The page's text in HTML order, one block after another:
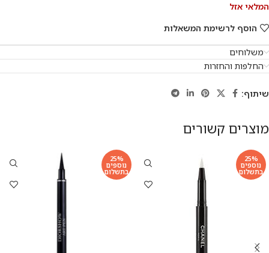
המלאי אזל
הוסף לרשימת המשאלות
משלוחים
החלפות והחזרות
שיתוף:
מוצרים קשורים
25%
נוספים
בתשלום
25%
נוספים
בתשלום